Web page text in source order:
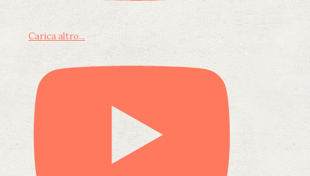
Carica altro...